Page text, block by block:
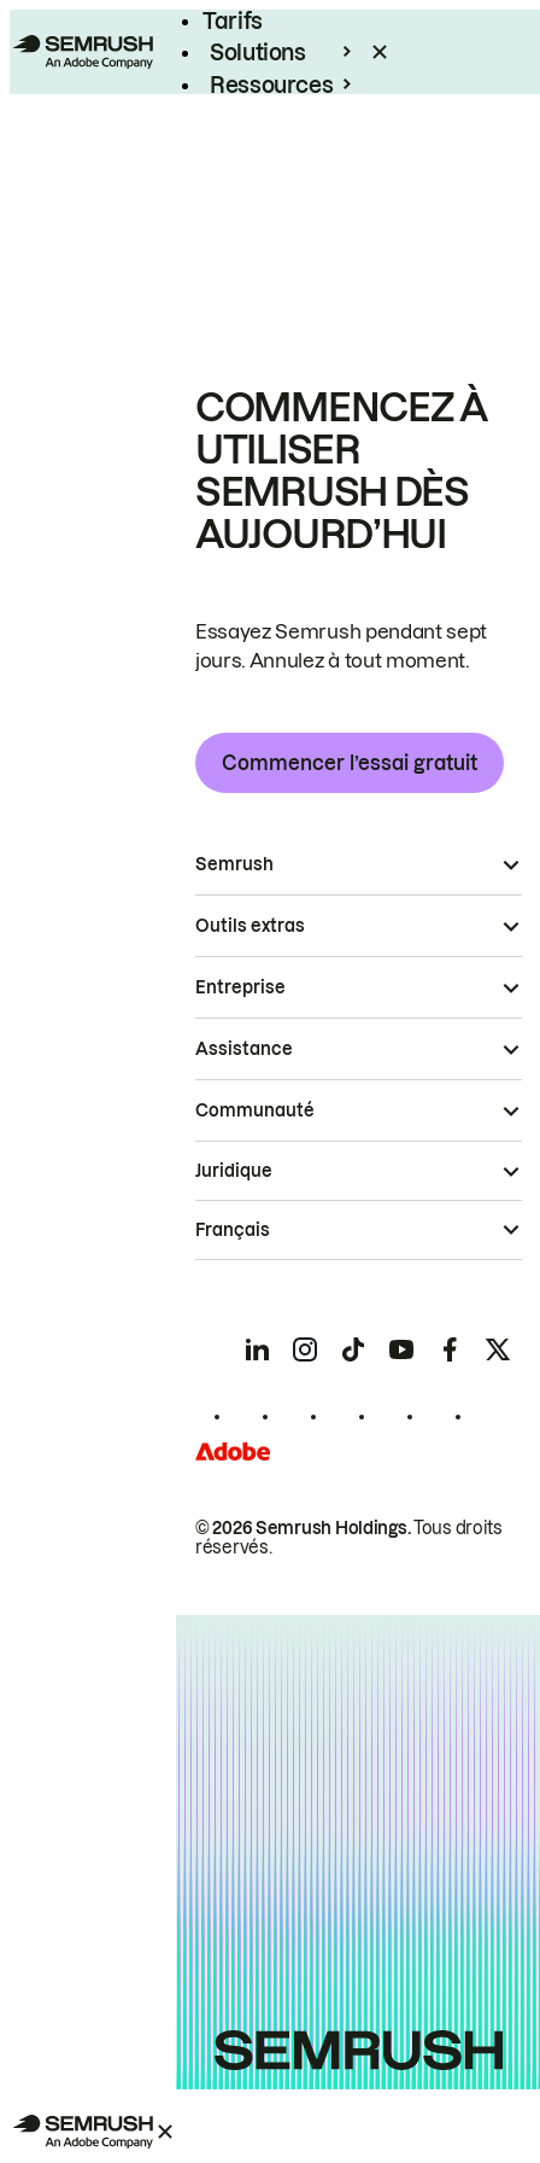
Tarifs
Solutions
Ressources
COMMENCEZ À
UTILISER
SEMRUSH DÈS
AUJOURD’HUI
Essayez Semrush pendant sept
jours. Annulez à tout moment.
Commencer l’essai gratuit
Semrush
Outils extras
Entreprise
Assistance
Communauté
© 2026 Semrush Holdings.Tous droits
réservés.
Juridique
Français